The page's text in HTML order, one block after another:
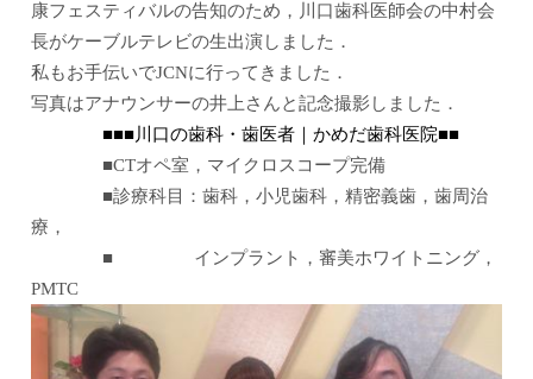
康フェスティバルの告知のため，川口歯科医師会の中村会
長がケーブルテレビの生出演しました．
私もお手伝いでJCNに行ってきました．
写真はアナウンサーの井上さんと記念撮影しました．
■■■川口の歯科・歯医者｜かめだ歯科医院■■
■CTオペ室，マイクロスコープ完備
■診療科目：歯科，小児歯科，精密義歯，歯周治
療，
■ インプラント，審美ホワイトニング，
PMTC